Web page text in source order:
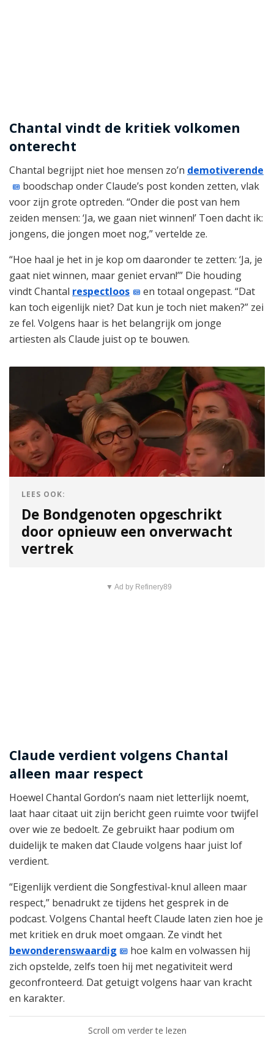
Chantal vindt de kritiek volkomen
onterecht
Chantal begrijpt niet hoe mensen zo’n demotiverende
boodschap onder Claude’s post konden zetten, vlak
voor zijn grote optreden. “Onder die post van hem
zeiden mensen: ‘Ja, we gaan niet winnen!’ Toen dacht ik:
jongens, die jongen moet nog,” vertelde ze.
“Hoe haal je het in je kop om daaronder te zetten: ‘Ja, je
gaat niet winnen, maar geniet ervan!’” Die houding
vindt Chantal respectloos
en totaal ongepast. “Dat
kan toch eigenlijk niet? Dat kun je toch niet maken?” zei
ze fel. Volgens haar is het belangrijk om jonge
artiesten als Claude juist op te bouwen.
LEES OOK:
De Bondgenoten opgeschrikt
door opnieuw een onverwacht
vertrek
▼ Ad by Refinery89
Claude verdient volgens Chantal
alleen maar respect
Hoewel Chantal Gordon’s naam niet letterlijk noemt,
laat haar citaat uit zijn bericht geen ruimte voor twijfel
over wie ze bedoelt. Ze gebruikt haar podium om
duidelijk te maken dat Claude volgens haar juist lof
verdient.
“Eigenlijk verdient die Songfestival-knul alleen maar
respect,” benadrukt ze tijdens het gesprek in de
podcast. Volgens Chantal heeft Claude laten zien hoe je
met kritiek en druk moet omgaan. Ze vindt het
bewonderenswaardig
hoe kalm en volwassen hij
zich opstelde, zelfs toen hij met negativiteit werd
geconfronteerd. Dat getuigt volgens haar van kracht
en karakter.
Scroll om verder te lezen